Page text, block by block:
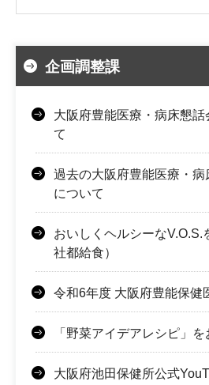
企画調整課
大阪府豊能医療・病床懇
て
過去の大阪府豊能医療・
について
おいしくヘルシーなV.O.S.
社都給食）
令和6年度 大阪府豊能保健
「野菜アイデアレシピ」を
大阪府池田保健所公式